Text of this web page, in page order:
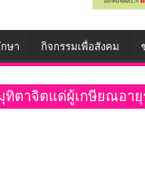
ษา กิจกรรมเพื่อสังคม
ตาจิตแด่ผู้เกษียณอายุ